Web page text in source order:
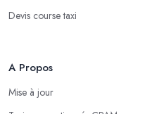
Devis course taxi
A Propos
Mise à jour